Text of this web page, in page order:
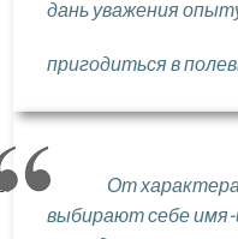
дань уважения
пригодиться в
От
выбирают себе